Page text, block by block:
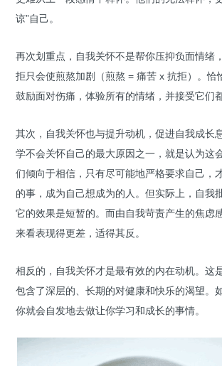
谅”自己。
再次划重点，自我关怀不是帮你压抑负面情绪
拒只会使煎熬加剧（煎熬 = 痛苦 x 抗拒）。恰
鼓励面对伤痛，体验所有的情绪，并接受它们
其次，自我关怀也与提升动机，促进自我成长
学不会关怀自己的最大原因之一，就是认为这
们倾向于相信，只有尽可能地严格要求自己，
的事，成为自己想成为的人。但实际上，自我
它的效果是短暂的。而由自我苛责产生的焦虑
来看表现得更差，适得其反。
相反的，自我关怀才是最有效的内在动机。这
包含了深层的、长期的对健康和快乐的渴望。
你就会自发地去做让你学习和成长的事情。